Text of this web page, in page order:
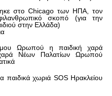
στοChicago των ΗΠΑ, τον
σκοπό (για την
στην Ελλάδα)
Ωρωπού η παιδική χαρά
Νέων Παλατίων Ωρωπού
παιδικά χωριά SOSΗρακλείου